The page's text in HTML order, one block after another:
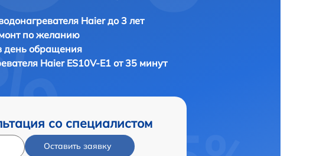
Haier до 3 лет
по желанию
день обращения
Haier ES10V-E1 от 35 минут
со специалистом
Оставить заявку